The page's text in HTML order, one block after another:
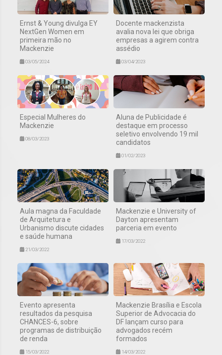
Ernst & Young divulga EY
NextGen Women em
primeira mão no
Mackenzie
03/05/2024
Docente mackenzista
avalia nova lei que obriga
empresas a agirem contra
assédio
03/04/2023
Especial Mulheres do
Mackenzie
08/03/2023
Aluna de Publicidade é
destaque em processo
seletivo envolvendo 19 mil
candidatos
01/02/2023
Aula magna da Faculdade
de Arquitetura e
Urbanismo discute cidades
e saúde humana
21/03/2022
Mackenzie e University of
Dayton apresentam
parceria em evento
17/03/2022
Evento apresenta
resultados da pesquisa
CHANCES-6, sobre
programas de distribuição
de renda
15/03/2022
Mackenzie Brasília e Escola
Superior de Advocacia do
DF lançam curso para
advogados recém
formados
14/03/2022